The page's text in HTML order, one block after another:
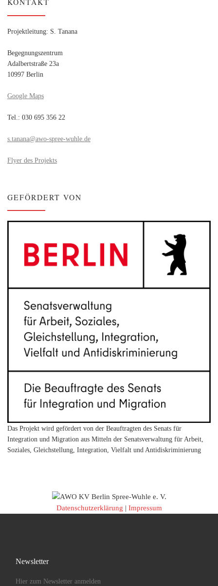
Projektleitung: S. Tanana
Begegnungszentrum
Adalbertstraße 23a
10997 Berlin
Google Maps
Tel.: 030 695 356 22
s.tanana@awo-spree-wuhle.de
Flyer des Projekts
GEFÖRDERT VON
Das Projekt wird gefördert von der Beauftragten des Senats für
Integration und Migration aus Mitteln der Senatsverwaltung für Arbeit,
Soziales, Gleichstellung, Integration, Vielfalt und Antidiskriminierung
Datenschutzerklärung | Impressum
Newsletter
Hier zum Newsletter anmelden